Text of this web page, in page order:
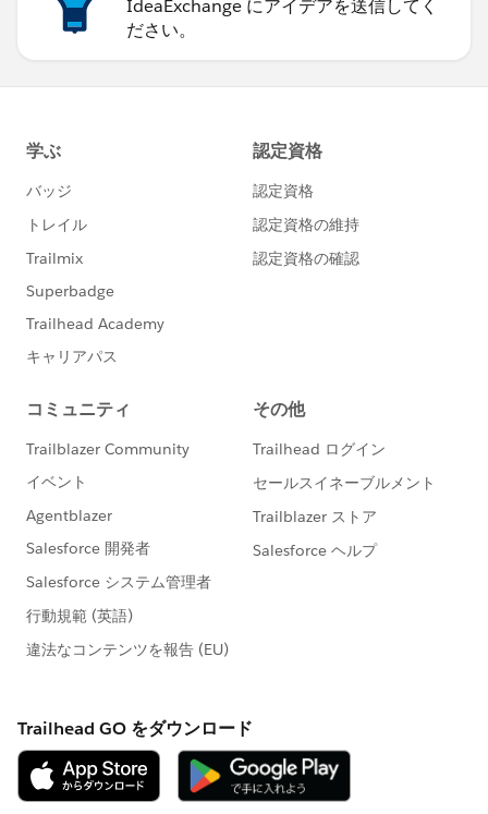
IdeaExchange にアイデアを送信してく
ださい。